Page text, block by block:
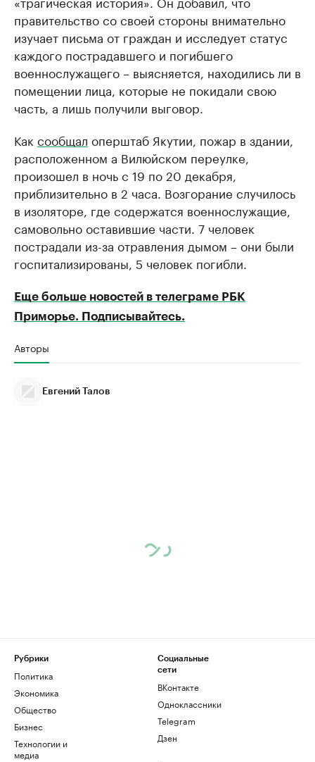
правительство со своей стороны внимательно
изучает письма от граждан и исследует статус
каждого пострадавшего и погибшего
военнослужащего – выясняется, находились ли в
помещении лица, которые не покидали свою
часть, а лишь получили выговор.
Как сообщал оперштаб Якутии, пожар в здании,
расположенном а Вилюйском переулке,
произошел в ночь с 19 по 20 декабря,
приблизительно в 2 часа. Возгорание случилось
в изоляторе, где содержатся военнослужащие,
самовольно оставившие части. 7 человек
пострадали из-за отравления дымом – они были
госпитализированы, 5 человек погибли.
Еще больше новостей в телеграме РБК
Приморье. Подписывайтесь.
Авторы
Евгений Талов
Рубрики
Политика
Экономика
Общество
Бизнес
Технологии и
медиа
Социальные
сети
ВКонтакте
Одноклассники
Telegram
Дзен